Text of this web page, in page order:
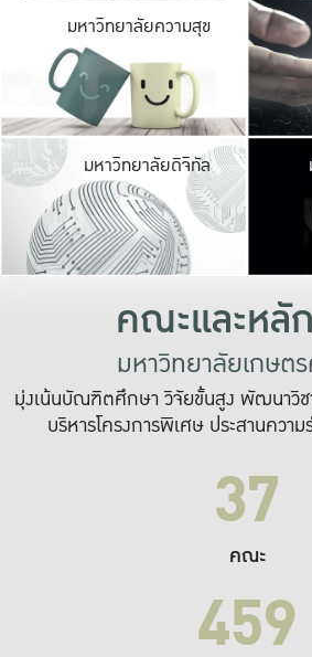
มหาวิทยาลัยความสุข
มหาวิทยาลัยดิจิทัล
คณะและหลั
มหาวิทยาลัยเกษต
มุ่งเน้นบัณฑิตศึกษา วิจัยขั้นสูง พัฒนาวิช
บริหารโครงการพิเศษ ประสานควา
37
คณะ
459